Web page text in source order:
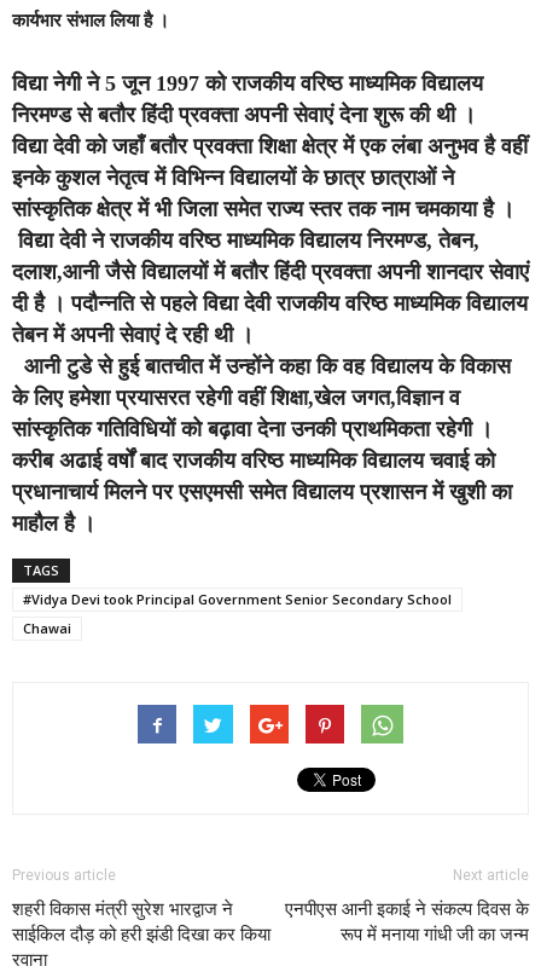
कार्यभार संभाल लिया है ।
विद्या नेगी ने 5 जून 1997 को राजकीय वरिष्ठ माध्यमिक विद्यालय
निरमण्ड से बतौर हिंदी प्रवक्ता अपनी सेवाएं देना शुरू की थी ।
विद्या देवी को जहाँ बतौर प्रवक्ता शिक्षा क्षेत्र में एक लंबा अनुभव है वहीं
इनके कुशल नेतृत्व में विभिन्न विद्यालयों के छात्र छात्राओं ने
सांस्कृतिक क्षेत्र में भी जिला समेत राज्य स्तर तक नाम चमकाया है ।
विद्या देवी ने राजकीय वरिष्ठ माध्यमिक विद्यालय निरमण्ड, तेबन,
दलाश,आनी जैसे विद्यालयों में बतौर हिंदी प्रवक्ता अपनी शानदार सेवाएं
दी है । पदौन्नति से पहले विद्या देवी राजकीय वरिष्ठ माध्यमिक विद्यालय
तेबन में अपनी सेवाएं दे रही थी ।
आनी टुडे से हुई बातचीत में उन्होंने कहा कि वह विद्यालय के विकास
के लिए हमेशा प्रयासरत रहेगी वहीं शिक्षा,खेल जगत,विज्ञान व
सांस्कृतिक गतिविधियों को बढ़ावा देना उनकी प्राथमिकता रहेगी ।
करीब अढाई वर्षों बाद राजकीय वरिष्ठ माध्यमिक विद्यालय चवाई को
प्रधानाचार्य मिलने पर एसएमसी समेत विद्यालय प्रशासन में खुशी का
माहौल है ।
TAGS
#Vidya Devi took Principal Government Senior Secondary School
Chawai
Previous article
शहरी विकास मंत्री सुरेश भारद्वाज ने
साईकिल दौड़ को हरी झंडी दिखा कर किया
रवाना
Next article
एनपीएस आनी इकाई ने संकल्प दिवस के
रूप में मनाया गांधी जी का जन्म